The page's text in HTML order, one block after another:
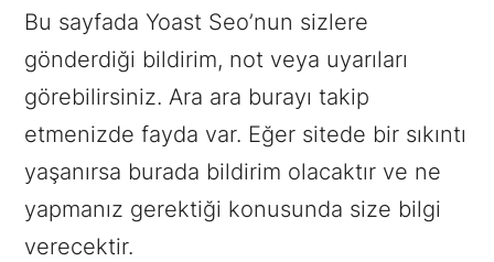
Bu sayfada Yoast Seo’nun sizlere
gönderdiği bildirim, not veya uyarıları
görebilirsiniz. Ara ara burayı takip
etmenizde fayda var. Eğer sitede bir sıkıntı
yaşanırsa burada bildirim olacaktır ve ne
yapmanız gerektiği konusunda size bilgi
verecektir.